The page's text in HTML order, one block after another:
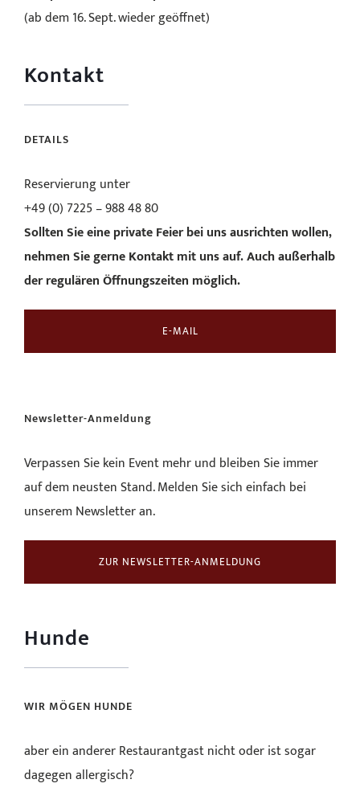
(ab dem 16. Sept. wieder geöffnet)
Kontakt
DETAILS
Reservierung unter
+49 (0) 7225 – 988 48 80
Sollten Sie eine private Feier bei uns ausrichten wollen,
nehmen Sie gerne Kontakt mit uns auf.Auch außerhalb
der regulären Öffnungszeiten möglich.
E-MAIL
Newsletter-Anmeldung
Verpassen Sie kein Event mehr und bleiben Sie immer
auf dem neusten Stand. Melden Sie sich einfach bei
unserem Newsletter an.
ZUR NEWSLETTER-ANMELDUNG
Hunde
WIR MÖGEN HUNDE
aber ein anderer Restaurantgast nicht oder ist sogar
dagegen allergisch?